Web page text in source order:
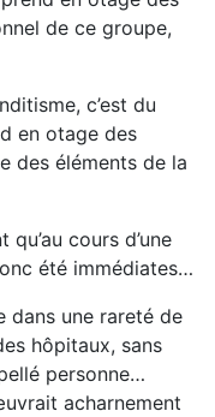
de ce groupe,
c’est du
en otage des
des éléments de la
cours d’une
été immédiates…
dans une rareté de
hôpitaux, sans
personne…
acharnement